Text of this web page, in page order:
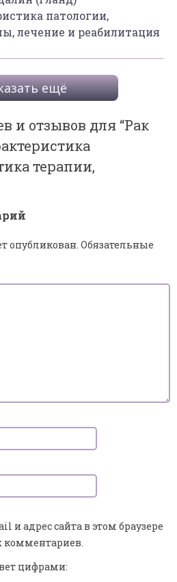
патологии,
лечение и реабилитация
ещё
и отзывов для “Рак
терапии,
опубликован. Обязательные
и адрес сайта в этом браузере
цифрами: